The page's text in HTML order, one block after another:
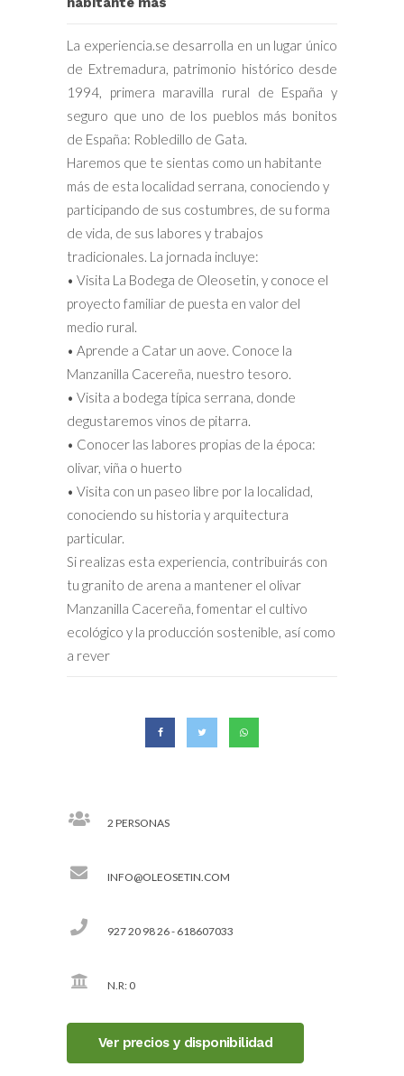
La experiencia.se desarrolla en un lugar único
de Extremadura, patrimonio histórico desde
1994, primera maravilla rural de España y
seguro que uno de los pueblos más bonitos
de España: Robledillo de Gata.
Haremos que te sientas como un habitante
más de esta localidad serrana, conociendo y
participando de sus costumbres, de su forma
de vida, de sus labores y trabajos
tradicionales. La jornada incluye:
• Visita La Bodega de Oleosetin, y conoce el
proyecto familiar de puesta en valor del
medio rural.
• Aprende a Catar un aove. Conoce la
Manzanilla Cacereña, nuestro tesoro.
• Visita a bodega típica serrana, donde
degustaremos vinos de pitarra.
• Conocer las labores propias de la época:
olivar, viña o huerto
• Visita con un paseo libre por la localidad,
conociendo su historia y arquitectura
particular.
Si realizas esta experiencia, contribuirás con
tu granito de arena a mantener el olivar
Manzanilla Cacereña, fomentar el cultivo
ecológico y la producción sostenible, así como
a rever
2 PERSONAS
INFO@OLEOSETIN.COM
927 20 98 26 - 618607033
N.R: 0
Ver precios y disponibilidad